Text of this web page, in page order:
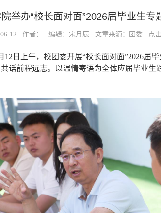
举办“校长面对面”2026届毕业生专
06-12 作者： 编辑：宋月辰 文章来源：团委 点
日上午，校团委开展“校长面对面”2026届
话前程远志。以温情寄语为全体应届毕业生